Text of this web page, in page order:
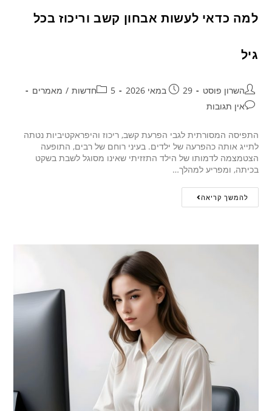
למה כדאי לעשות אבחון קשב וריכוז בכל
גיל
השרון פוסט 29 במאי 2026 5חדשות / מאמרים
אין תגובות
התפיסה המסורתית לגבי הפרעת קשב, ריכוז והיפראקטיביות נטתה
לתייג אותה כהפרעה של ילדים. בעיני רוחם של רבים, התופעה
הצטמצמה לדמותו של הילד התזזיתי שאינו מסוגל לשבת בשקט
בכיתה, ומפריע למהלך…
להמשך קריאה